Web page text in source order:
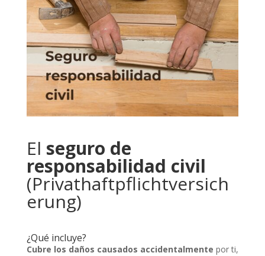
El seguro de
responsabilidad civil
(Privathaftpflichtversich
erung)
¿Qué incluye?
Cubre los daños causados accidentalmente por ti,